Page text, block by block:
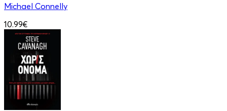
Michael Connelly
10.99€